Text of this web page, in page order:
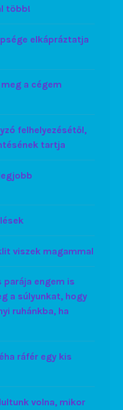
több!
elkápráztatja
a cégem
felhelyezésétől,
tartja
viszek magammal
parája engem is
a súlyunkat, hogy
ruhánkba, ha
ráfér egy kis
volna, mikor